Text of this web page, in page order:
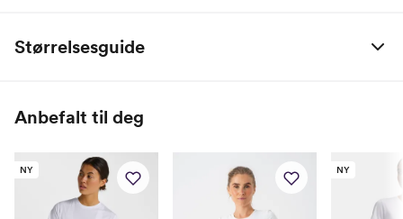
Størrelsesguide
Høyde 153-159
77-83 83-89 95-101
61-67 73-79 79-85
Anbefalt til deg
NY NY